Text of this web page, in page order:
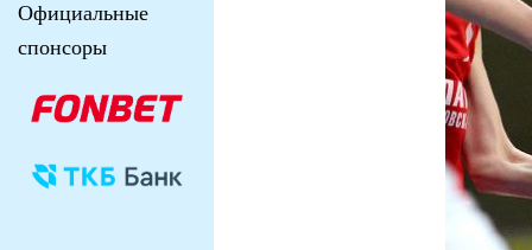
Официальные
спонсоры